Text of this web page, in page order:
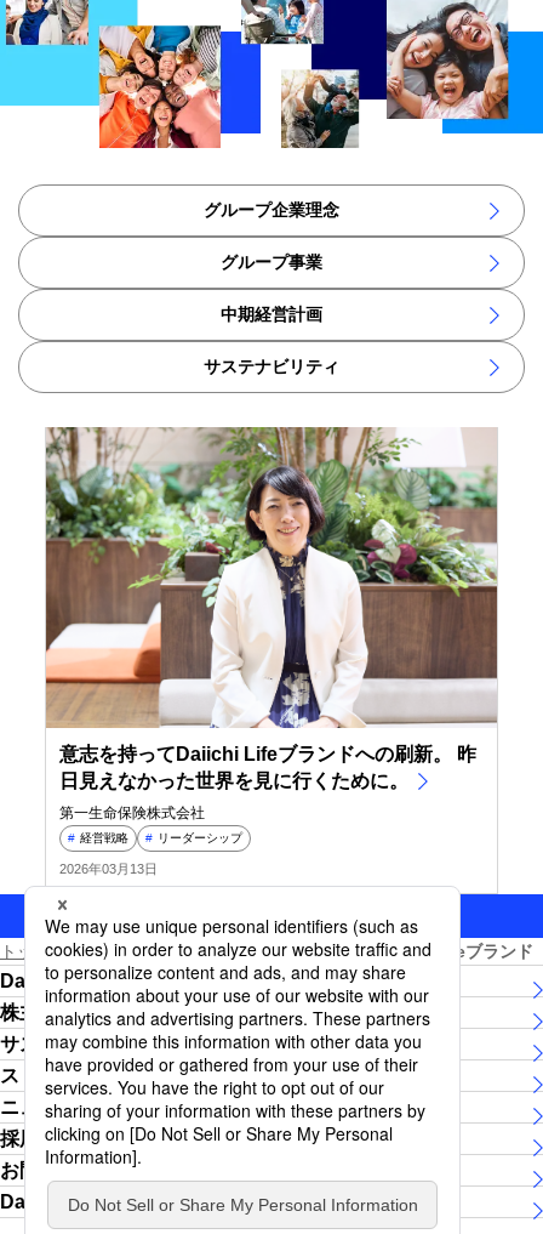
グループ企業理念
グループ事業
中期経営計画
サステナビリティ
意志を持ってDaiichi Lifeブランドへの刷新。 昨
日見えなかった世界を見に行くために。
第一生命保険株式会社
# 経営戦略 # リーダーシップ
2026年03月13日
トップページ Daiichi Lifeグループについて Daiichi Lifeブランド
Daiichi Lifeグループについて
株主・投資家の皆さま
サステナビリティ
ストーリー
ニュースリリース
採用情報
お問い合わせ
Daiichi Lifeグループ女子陸上競技部